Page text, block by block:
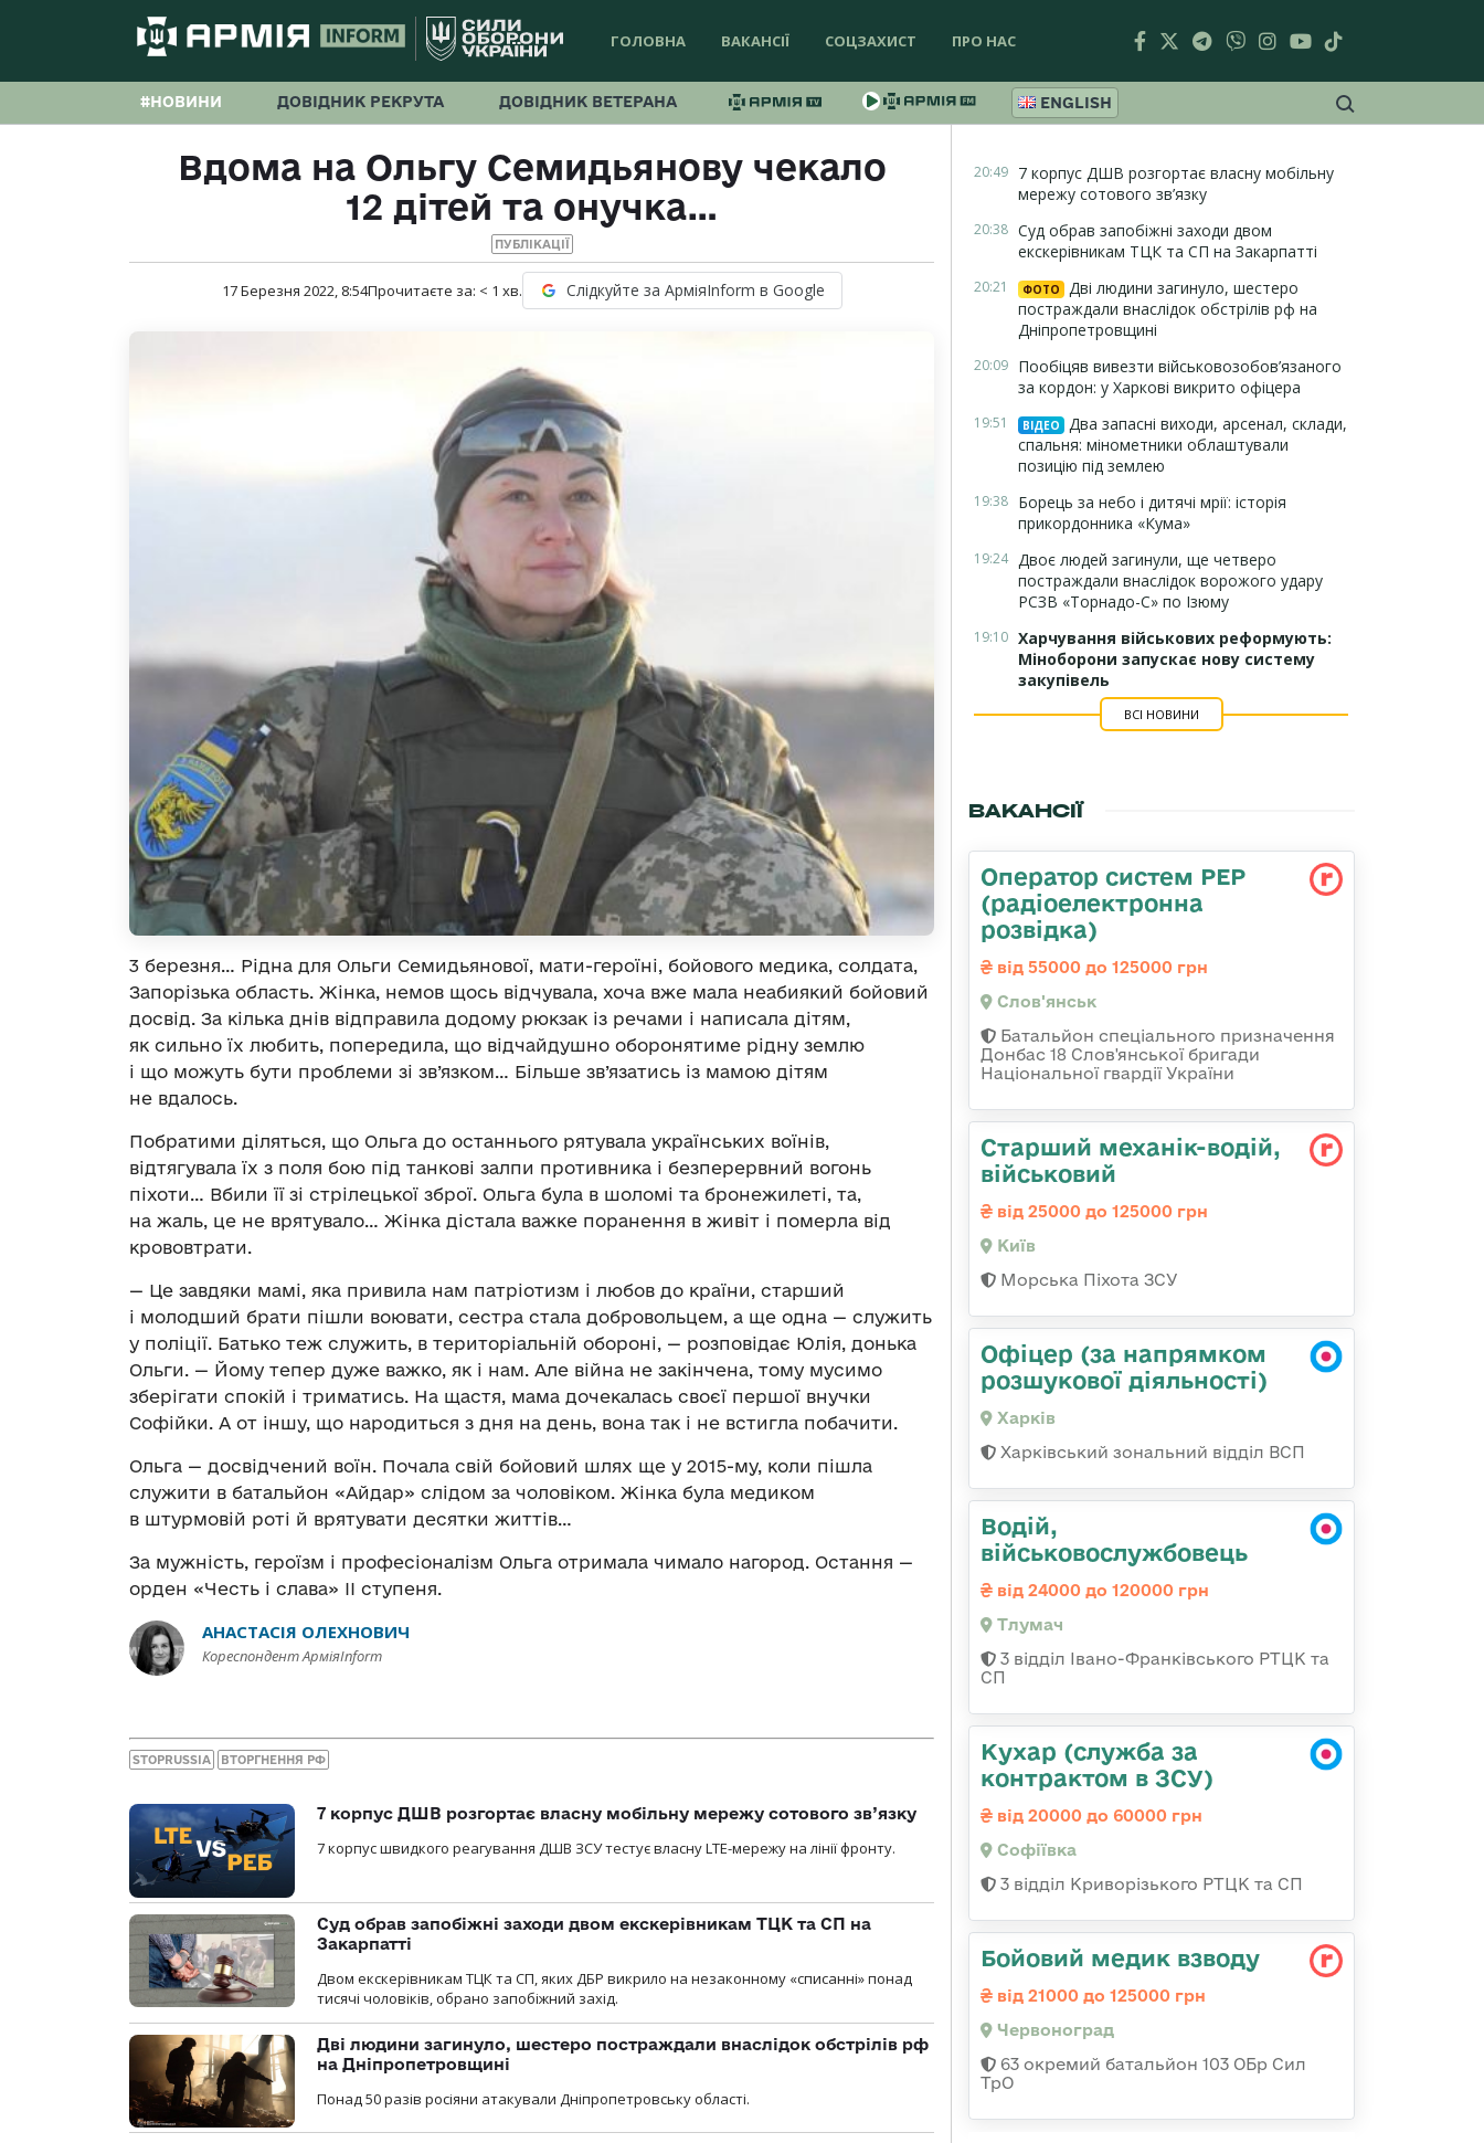
ГОЛОВНА ВАКАНСІЇ СОЦЗАХИСТ ПРО НАС
#НОВИНИ ДОВІДНИК РЕКРУТА ДОВІДНИК ВЕТЕРАНА ENGLISH
Вдома на Ольгу Семидьянову чекало
12 дітей та онучка…
ПУБЛІКАЦІЇ
17 Березня 2022, 8:54Прочитаєте за: < 1 хв. Слідкуйте за АрміяInform в Google
3 березня… Рідна для Ольги Семидьянової, мати-героїні, бойового медика, солдата,
Запорізька область. Жінка, немов щось відчувала, хоча вже мала неабиякий бойовий
досвід. За кілька днів відправила додому рюкзак із речами і написала дітям,
як сильно їх любить, попередила, що відчайдушно оборонятиме рідну землю
і що можуть бути проблеми зі зв’язком… Більше зв’язатись із мамою дітям
не вдалось.
Побратими діляться, що Ольга до останнього рятувала українських воїнів,
відтягувала їх з поля бою під танкові залпи противника і безперервний вогонь
піхоти… Вбили її зі стрілецької зброї. Ольга була в шоломі та бронежилеті, та,
на жаль, це не врятувало… Жінка дістала важке поранення в живіт і померла від
крововтрати.
— Це завдяки мамі, яка привила нам патріотизм і любов до країни, старший
і молодший брати пішли воювати, сестра стала добровольцем, а ще одна — служить
у поліції. Батько теж служить, в територіальній обороні, — розповідає Юлія, донька
Ольги. — Йому тепер дуже важко, як і нам. Але війна не закінчена, тому мусимо
зберігати спокій і триматись. На щастя, мама дочекалась своєї першої внучки
Софійки. А от іншу, що народиться з дня на день, вона так і не встигла побачити.
Ольга — досвідчений воїн. Почала свій бойовий шлях ще у 2015-му, коли пішла
служити в батальйон «Айдар» слідом за чоловіком. Жінка була медиком
в штурмовій роті й врятувати десятки життів…
За мужність, героїзм і професіоналізм Ольга отримала чимало нагород. Остання —
орден «Честь і слава» ІІ ступеня.
АНАСТАСІЯ ОЛЕХНОВИЧ
Кореспондент АрміяInform
STOPRUSSIA ВТОРГНЕННЯ РФ
7 корпус ДШВ розгортає власну мобільну мережу сотового зв’язку
7 корпус швидкого реагування ДШВ ЗСУ тестує власну LTE-мережу на лінії фронту.
Суд обрав запобіжні заходи двом екскерівникам ТЦК та СП на
Закарпатті
Двом екскерівникам ТЦК та СП, яких ДБР викрило на незаконному «списанні» понад
тисячі чоловіків, обрано запобіжний захід.
Дві людини загинуло, шестеро постраждали внаслідок обстрілів рф
на Дніпропетровщині
Понад 50 разів росіяни атакували Дніпропетровську області.
20:49 7 корпус ДШВ розгортає власну мобільну
мережу сотового зв’язку
20:38 Суд обрав запобіжні заходи двом
екскерівникам ТЦК та СП на Закарпатті
20:21 ФОТО
Дві людини загинуло, шестеро
постраждали внаслідок обстрілів рф на
Дніпропетровщині
20:09 Пообіцяв вивезти військовозобов’язаного
за кордон: у Харкові викрито офіцера
19:51 ВІДЕО
Два запасні виходи, арсенал, склади,
спальня: мінометники облаштували
позицію під землею
19:38 Борець за небо і дитячі мрії: історія
прикордонника «Кума»
19:24 Двоє людей загинули, ще четверо
постраждали внаслідок ворожого удару
РСЗВ «Торнадо-С» по Ізюму
19:10 Харчування військових реформують:
Міноборони запускає нову систему
закупівель
ВСІ НОВИНИ
ВАКАНСІЇ
Оператор систем РЕР
(радіоелектронна
розвідка)
від 55000 до 125000 грн
Слов'янськ
Батальйон спеціального призначення
Донбас 18 Слов'янської бригади
Національної гвардії України
Стаpший механік-водій,
військовий
від 25000 до 125000 грн
Київ
Морська Піхота ЗСУ
Офіцер (за напрямком
розшукової діяльності)
Харків
Харківський зональний відділ ВСП
Водій,
військовослужбовець
від 24000 до 120000 грн
Тлумач
3 відділ Івано-Франківського РТЦК та
СП
Кухар (служба за
контрактом в ЗСУ)
від 20000 до 60000 грн
Софіївка
3 відділ Криворізького РТЦК та СП
Бойовий медик взводу
від 21000 до 125000 грн
Червоноград
63 окремий батальйон 103 ОБр Сил
ТрО